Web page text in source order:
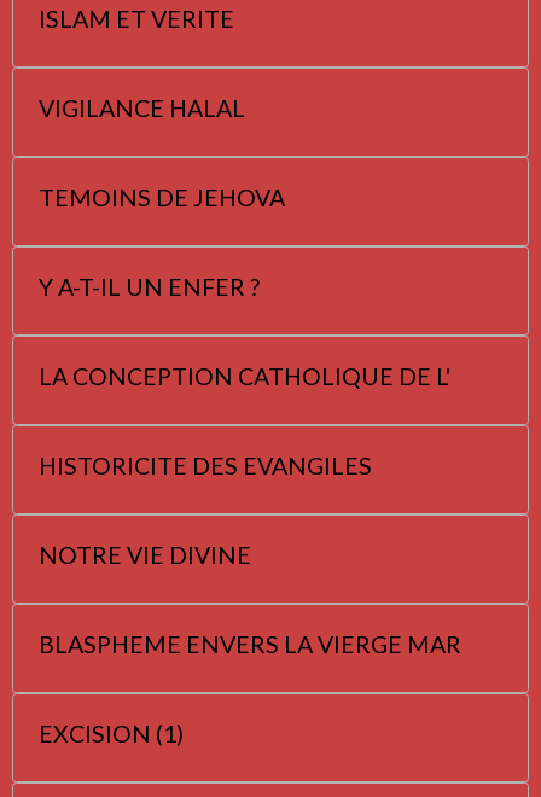
ISLAM ET VERITE
VIGILANCE HALAL
TEMOINS DE JEHOVA
Y A-T-IL UN ENFER ?
LA CONCEPTION CATHOLIQUE DE L'
HISTORICITE DES EVANGILES
NOTRE VIE DIVINE
BLASPHEME ENVERS LA VIERGE MAR
EXCISION (1)